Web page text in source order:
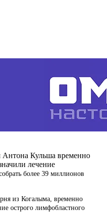
Антона Кульша временно
лечение
более 39 миллионов
из Когалыма, временно
острого лимфобластного